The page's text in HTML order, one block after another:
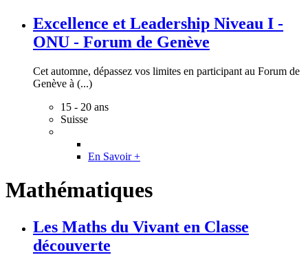
Excellence et Leadership Niveau I -
ONU - Forum de Genève
Cet automne, dépassez vos limites en participant au Forum de
Genève à (...)
15 - 20 ans
Suisse
En Savoir +
Mathématiques
Les Maths du Vivant en Classe
découverte